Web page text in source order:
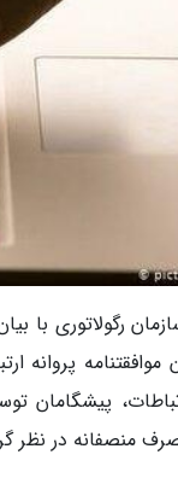
رگولاتوری با
موافقتنامه
پیشگامان
منصفانه در نظر